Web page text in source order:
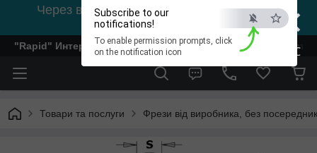
×
ESC
Subscribe to our
notifications!
To enable permission prompts, click
on the notification icon
Через відсутність світла, зв'язок на viber
0978002056
"Rapid" Интернет-магазин деревообрабатывающего
Товари та послуги Фрези від виробника, без